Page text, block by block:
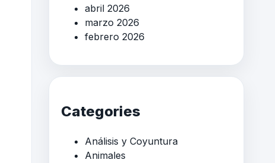
abril 2026
marzo 2026
febrero 2026
Categories
Análisis y Coyuntura
Animales